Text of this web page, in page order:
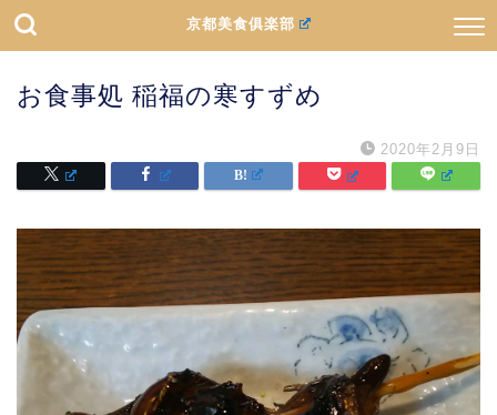
京都美食俱楽部
お食事処 稲福の寒すずめ
2020年2月9日